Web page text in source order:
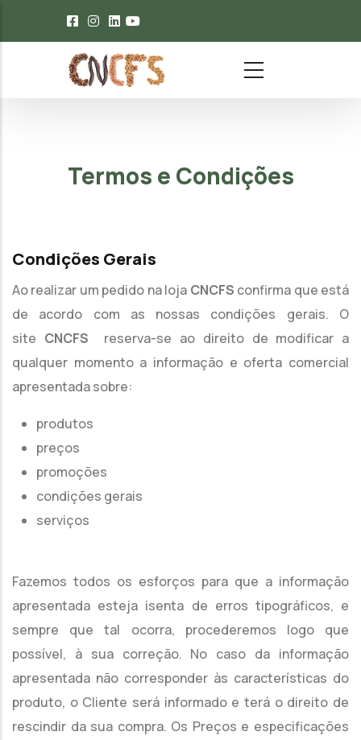
Passar para o conteúdo principal
Termos e Condições
Condições Gerais
Ao realizar um pedido na loja CNCFS confirma que está
de acordo com as nossas condições gerais. O
site CNCFS reserva-se ao direito de modificar a
qualquer momento a informação e oferta comercial
apresentada sobre:
produtos
preços
promoções
condições gerais
serviços
Fazemos todos os esforços para que a informação
apresentada esteja isenta de erros tipográficos, e
sempre que tal ocorra, procederemos logo que
possível, à sua correção. No caso da informação
apresentada não corresponder às características do
produto, o Cliente será informado e terá o direito de
rescindir da sua compra. Os Preços e especificações